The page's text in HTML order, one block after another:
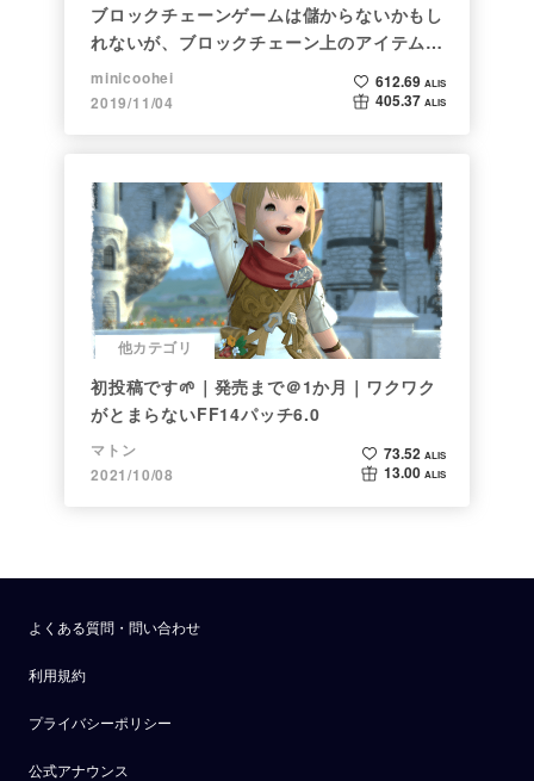
ブロックチェーンゲームは儲からないかもし
れないが、ブロックチェーン上のアイテムは
新しい形の投資になる。(読了:５分)
minicoohei
2019/11/04
612.69 ALIS
405.37 ALIS
他カテゴリ
初投稿です🌱｜発売まで＠1か月｜ワクワク
がとまらないFF14パッチ6.0
マトン
2021/10/08
73.52 ALIS
13.00 ALIS
よくある質問・問い合わせ
利用規約
プライバシーポリシー
公式アナウンス